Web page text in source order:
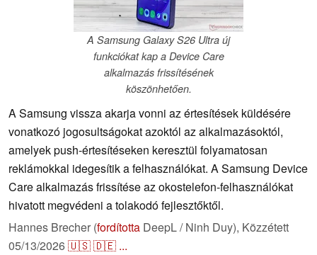
A Samsung Galaxy S26 Ultra új
funkciókat kap a Device Care
alkalmazás frissítésének
köszönhetően.
A Samsung vissza akarja vonni az értesítések küldésére
vonatkozó jogosultságokat azoktól az alkalmazásoktól,
amelyek push-értesítéseken keresztül folyamatosan
reklámokkal idegesítik a felhasználókat. A Samsung Device
Care alkalmazás frissítése az okostelefon-felhasználókat
hivatott megvédeni a tolakodó fejlesztőktől.
Hannes Brecher (fordította DeepL / Ninh Duy), Közzétett
05/13/2026🇺🇸🇩🇪 ...